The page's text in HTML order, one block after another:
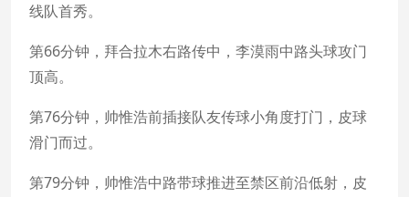
线队首秀。
第66分钟，拜合拉木右路传中，李漠雨中路头球攻门
顶高。
第76分钟，帅惟浩前插接队友传球小角度打门，皮球
滑门而过。
第79分钟，帅惟浩中路带球推进至禁区前沿低射，皮